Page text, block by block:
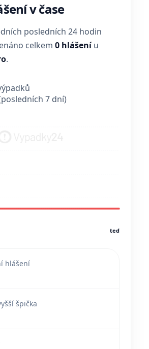
v čase
posledních 24 hodin
celkem 0 hlášeníu
.
7 dní)
teď
hlášení
špička